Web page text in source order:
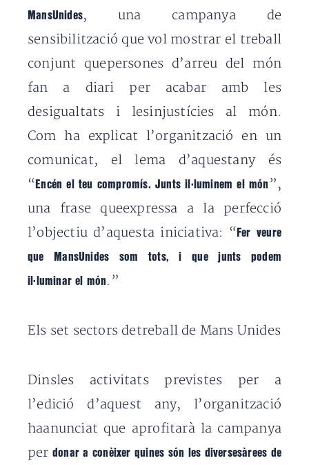
MansUnides, una campanya de
sensibilització que vol mostrar el treball
conjunt quepersones d’arreu del món
fan a diari per acabar amb les
desigualtats i lesinjustícies al món.
Com ha explicat l’organització en un
comunicat, el lema d’aquestany és
“Encén el teu compromís. Junts il·luminem el món ”,
una frase queexpressa a la perfecció
l’objectiu d’aquesta iniciativa: “Fer veure
que MansUnides som tots, i que junts podem
il·luminar el món .”
Els set sectors detreball de Mans Unides
Dinsles activitats previstes per a
l’edició d’aquest any, l’organització
haanunciat que aprofitarà la campanya
per donar a conèixer quines són les diversesàrees de